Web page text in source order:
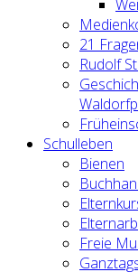
21
Rudolf
Schulleben
Bienen
Freie